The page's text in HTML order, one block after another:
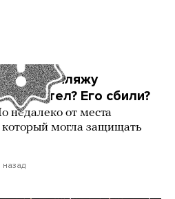
по пляжу
он летел? Его сбили?
недалеко от места
могла защищать
назад